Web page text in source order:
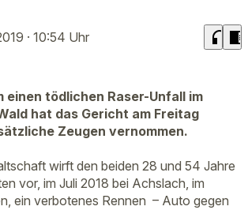
· 10:54 Uhr headphones chrome_reader_mode
einen tödlichen Raser-Unfall im
hat das Gericht am Freitag
Zeugen vernommen.
wirft den beiden 28 und 54 Jahre
vor, im Juli 2018 bei Achslach, im
ein verbotenes Rennen – Auto gegen